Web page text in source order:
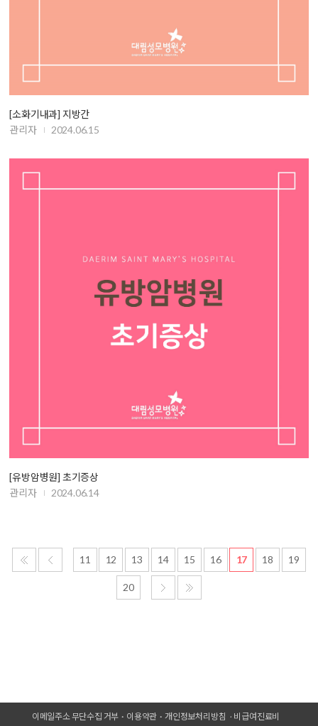
[소화기내과] 지방간
관리자
2024.06.15
[유방암병원] 초기증상
관리자
2024.06.14
11 12 13 14 15 16 17 18 19
20
이메일주소 무단수집 거부 이용약관 개인정보처리방침 비급여진료비